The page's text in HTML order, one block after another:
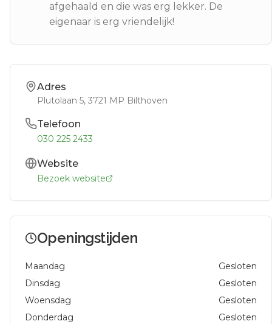
afgehaald en die was erg lekker. De
eigenaar is erg vriendelijk!
Adres
Plutolaan 5, 3721 MP Bilthoven
Telefoon
030 225 2433
Website
Bezoek website
Openingstijden
Maandag
Gesloten
Dinsdag
Gesloten
Woensdag
Gesloten
Donderdag
Gesloten